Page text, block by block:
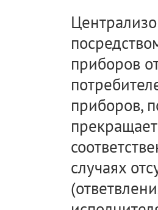
приборов
приборов,
случаях